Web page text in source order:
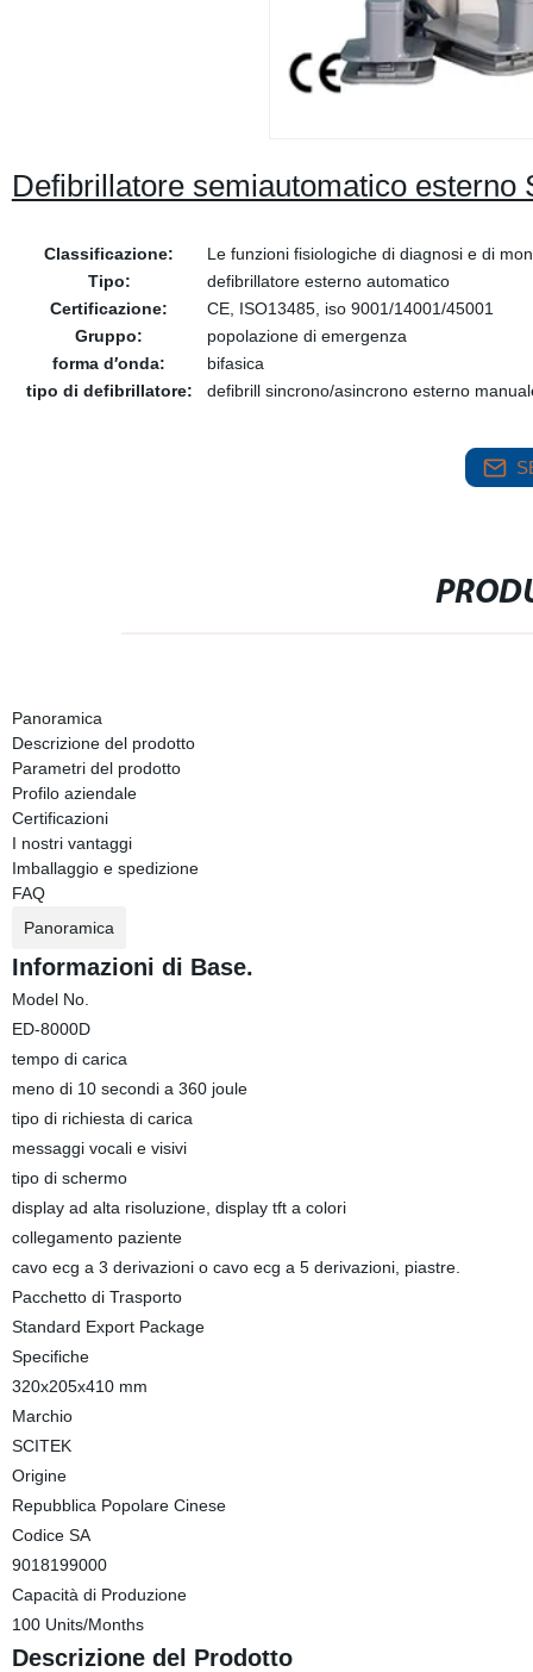
Defibrillatore semiautomatico
Classificazione:
Le funzioni fisiologiche di diagnosi e di
Tipo:
defibrillatore esterno automatico
Certificazione:
CE, ISO13485, iso 9001/14001/45001
Gruppo:
popolazione di emergenza
forma d′onda:
bifasica
tipo di defibrillatore:
defibrill sincrono/asincrono esterno
Panoramica
Descrizione del prodotto
Parametri del prodotto
Profilo aziendale
Certificazioni
I nostri vantaggi
Imballaggio e spedizione
FAQ
Panoramica
Informazioni di Base.
Model No.
ED-8000D
tempo di carica
meno di 10 secondi a 360 joule
tipo di richiesta di carica
messaggi vocali e visivi
tipo di schermo
display ad alta risoluzione, display tft a colori
collegamento paziente
cavo ecg a 3 derivazioni o cavo ecg a 5 derivazioni, piastre.
Pacchetto di Trasporto
Standard Export Package
Specifiche
320x205x410 mm
Marchio
SCITEK
Origine
Repubblica Popolare Cinese
Codice SA
9018199000
Capacità di Produzione
100 Units/Months
Descrizione del Prodotto